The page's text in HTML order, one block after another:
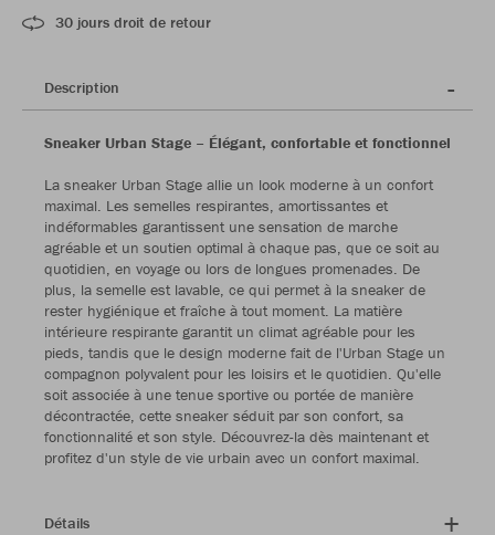
30 jours droit de retour
Description
Sneaker Urban Stage – Élégant, confortable et fonctionnel
La sneaker Urban Stage allie un look moderne à un confort
maximal. Les semelles respirantes, amortissantes et
indéformables garantissent une sensation de marche
agréable et un soutien optimal à chaque pas, que ce soit au
quotidien, en voyage ou lors de longues promenades. De
plus, la semelle est lavable, ce qui permet à la sneaker de
rester hygiénique et fraîche à tout moment. La matière
intérieure respirante garantit un climat agréable pour les
pieds, tandis que le design moderne fait de l'Urban Stage un
compagnon polyvalent pour les loisirs et le quotidien. Qu'elle
soit associée à une tenue sportive ou portée de manière
décontractée, cette sneaker séduit par son confort, sa
fonctionnalité et son style. Découvrez-la dès maintenant et
profitez d'un style de vie urbain avec un confort maximal.
Détails